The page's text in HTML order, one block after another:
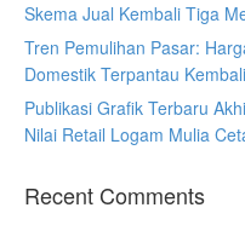
Skema Jual Kembali Tiga
Tren Pemulihan Pasar:
Domestik Terpantau
Publikasi Grafik Terbaru
Nilai Retail Logam Mulia
Recent Comments